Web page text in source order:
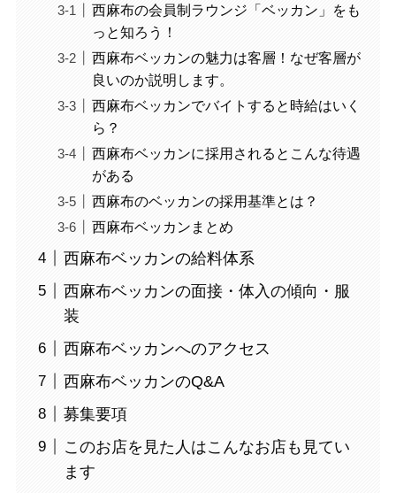
西麻布の会員制ラウンジ「ベッカン」をも
っと知ろう！
西麻布ベッカンの魅力は客層！なぜ客層が
良いのか説明します。
西麻布ベッカンでバイトすると時給はいく
ら？
西麻布ベッカンに採用されるとこんな待遇
がある
西麻布のベッカンの採用基準とは？
西麻布ベッカンまとめ
西麻布ベッカンの給料体系
西麻布ベッカンの面接・体入の傾向・服
装
西麻布ベッカンへのアクセス
西麻布ベッカンのQ&A
募集要項
このお店を見た人はこんなお店も見てい
ます